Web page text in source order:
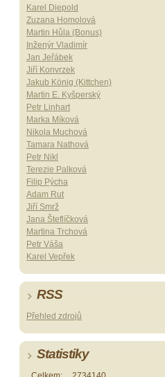
Karel Diepold
Zuzana Homolová
Martin Hůla (Bonus)
Inženýr Vladimír
Jan Jeřábek
Jiří Konvrzek
Jakub König (Kittchen)
Martin E. Kyšperský
Petr Linhart
Marka Míková
Nikola Muchová
Tamara Nathová
Petr Nikl
Terezie Palková
Filip Pýcha
Adam Rut
Jiří Smrž
Jana Šteflíčková
Martina Trchová
Petr Váša
Karel Vepřek
RSS
Přehled zdrojů
Statistiky